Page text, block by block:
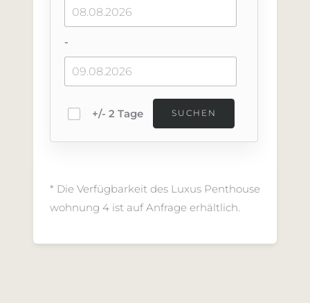
-
+/- 2 Tage
* Die Verfügbarkeit des Luxus Penthouse
wohnung 4 ist auf Anfrage erhältlich.